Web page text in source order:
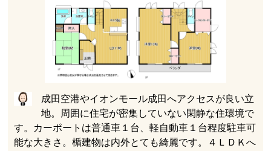
成田空港やイオンモール成田へアクセスが良い立
地。周囲に住宅が密集していない閑静な住環境で
す。カーポートは普通車１台、軽自動車１台程度駐車可
能な大きさ。楯建物は内外とても綺麗です。４ＬＤＫへ